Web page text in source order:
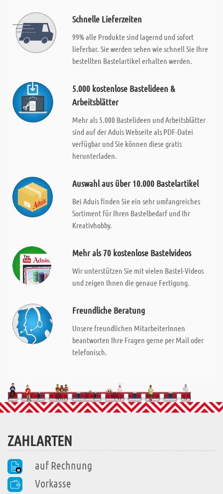
Schnelle Lieferzeiten
99% alle Produkte sind lagernd und sofort
lieferbar. Sie werden sehen wie schnell Sie Ihre
bestellten Bastelartikel erhalten werden.
5.000 kostenlose Bastelideen &
Arbeitsblätter
Mehr als 5.000 Bastelideen und Arbeitsblätter
sind auf der Aduis Webseite als PDF-Datei
verfügbar und Sie können diese gratis
herunterladen.
Auswahl aus über 10.000 Bastelartikel
Bei Aduis finden Sie ein sehr umfangreiches
Sortiment für Ihren Bastelbedarf und Ihr
Kreativhobby.
Mehr als 70 kostenlose Bastelvideos
Wir unterstützen Sie mit vielen Bastel-Videos
und zeigen Ihnen die genaue Fertigung.
Freundliche Beratung
Unsere freundlichen MitarbeiterInnen
beantworten Ihre Fragen gerne per Mail oder
telefonisch.
ZAHLARTEN
auf Rechnung
Vorkasse